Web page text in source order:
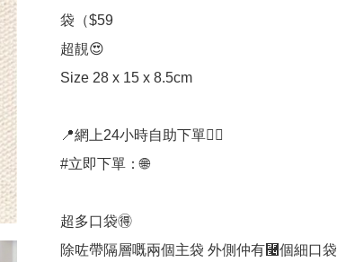
袋（$59
超靚😍
Size 28 x 15 x 8.5cm
📍網上24小時自助下單👍🏻
#立即下單：🌐
超多口袋🉐
除咗帶隔層嘅兩個主袋 外側仲有⿤個細口袋